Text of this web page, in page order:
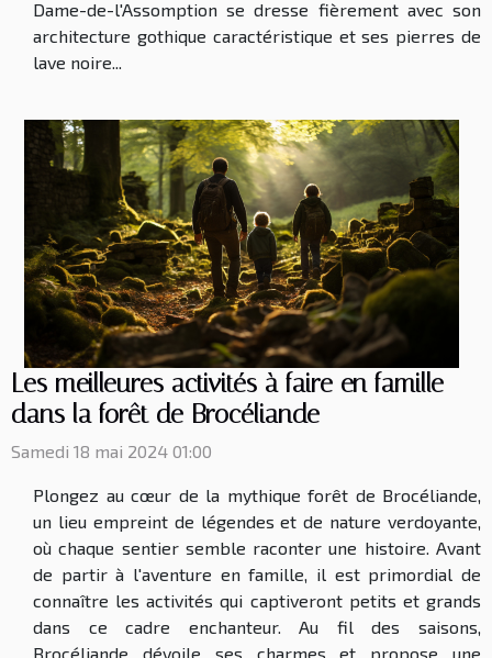
Dame-de-l'Assomption se dresse fièrement avec son
architecture gothique caractéristique et ses pierres de
lave noire...
Les meilleures activités à faire en famille
dans la forêt de Brocéliande
Samedi 18 mai 2024 01:00
Plongez au cœur de la mythique forêt de Brocéliande,
un lieu empreint de légendes et de nature verdoyante,
où chaque sentier semble raconter une histoire. Avant
de partir à l'aventure en famille, il est primordial de
connaître les activités qui captiveront petits et grands
dans ce cadre enchanteur. Au fil des saisons,
Brocéliande dévoile ses charmes et propose une